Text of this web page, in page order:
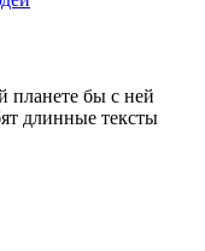
планете бы с ней
длинные тексты